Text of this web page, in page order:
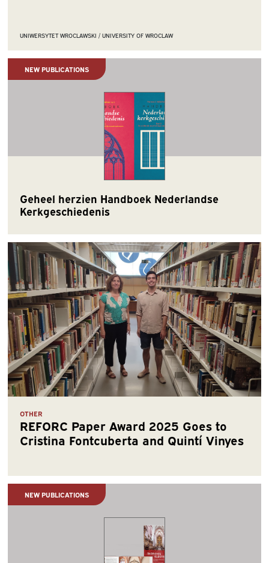
UNIWERSYTET WROCLAWSKI / UNIVERSITY OF WROCLAW
NEW PUBLICATIONS
Geheel herzien Handboek Nederlandse
Kerkgeschiedenis
OTHER
REFORC Paper Award 2025 Goes to
Cristina Fontcuberta and Quintí Vinyes
NEW PUBLICATIONS